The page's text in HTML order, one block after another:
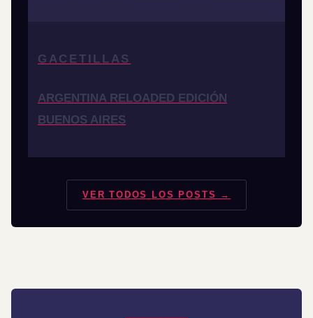
GACETILLAS
ARGENTINA RELOADED EDICIÓN
BUENOS AIRES
VER TODOS LOS POSTS →